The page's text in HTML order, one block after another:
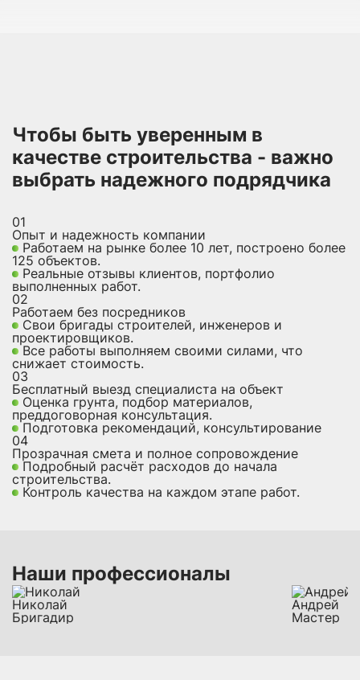
Чтобы быть уверенным в
качестве строительства - важно
выбрать надежного подрядчика
01
Опыт и надежность компании
Работаем на рынке более 10 лет, построено более
125 объектов.
Реальные отзывы клиентов, портфолио
выполненных работ.
02
Работаем без посредников
Свои бригады строителей, инженеров и
проектировщиков.
Все работы выполняем своими силами, что
снижает стоимость.
03
Бесплатный выезд специалиста на объект
Оценка грунта, подбор материалов,
преддоговорная консультация.
Подготовка рекомендаций, консультирование
04
Прозрачная смета и полное сопровождение
Подробный расчёт расходов до начала
строительства.
Контроль качества на каждом этапе работ.
Наши профессионалы
Николай
Бригадир
Андрей
Мастер